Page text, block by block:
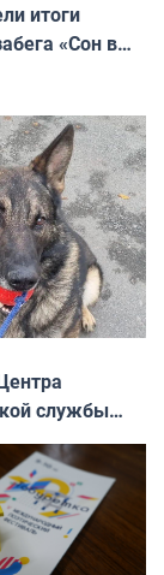
итоги
«Сон в
службы